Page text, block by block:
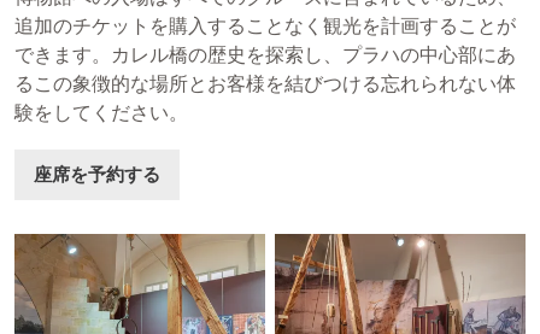
追加のチケットを購入することなく観光を計画することが
できます。カレル橋の歴史を探索し、プラハの中心部にあ
るこの象徴的な場所とお客様を結びつける忘れられない体
験をしてください。
座席を予約する